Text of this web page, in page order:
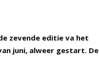
zevende editie va het
juni, alweer gestart. De